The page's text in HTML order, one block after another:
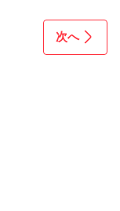
次へ